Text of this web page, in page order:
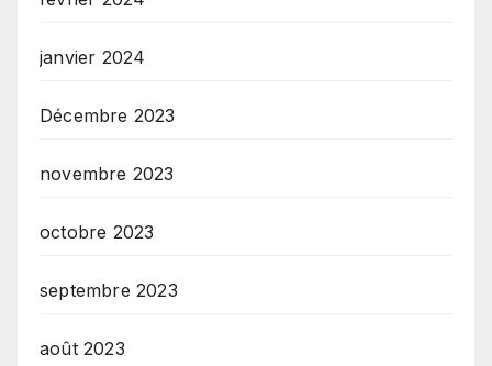
janvier 2024
Décembre 2023
novembre 2023
octobre 2023
septembre 2023
août 2023